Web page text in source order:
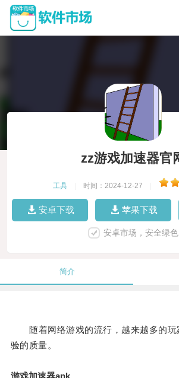
zz游戏加速器官
工具 时间：2024-12-27
安卓下载 苹果下载
安卓市场，安全绿色
简介
随着网络游戏的流行，越来越多的玩
验的质量。